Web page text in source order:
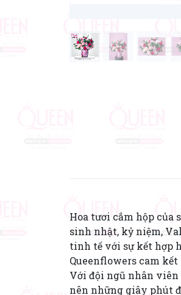
Hoa tươi cắm hộp của
sinh nhật, kỷ niệm,
tinh tế với sự kết hợp
Queenflowers cam
Với đội ngũ nhân viên
nên những giây phút